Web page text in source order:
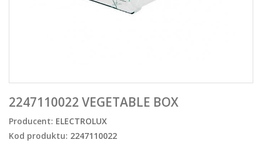
2247110022 VEGETABLE BOX
Producent: ELECTROLUX
Kod produktu: 2247110022